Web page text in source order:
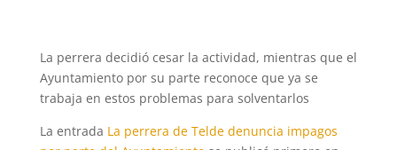
La perrera decidió cesar la actividad, mientras que el
Ayuntamiento por su parte reconoce que ya se
trabaja en estos problemas para solventarlos
La entrada La perrera de Telde denuncia impagos